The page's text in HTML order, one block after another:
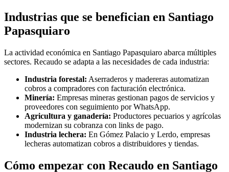
Industrias que se benefician en Santiago
Papasquiaro
La actividad económica en Santiago Papasquiaro abarca múltiples
sectores. Recaudo se adapta a las necesidades de cada industria:
Industria forestal: Aserraderos y madereras automatizan
cobros a compradores con facturación electrónica.
Minería: Empresas mineras gestionan pagos de servicios y
proveedores con seguimiento por WhatsApp.
Agricultura y ganadería: Productores pecuarios y agrícolas
modernizan su cobranza con links de pago.
Industria lechera: En Gómez Palacio y Lerdo, empresas
lecheras automatizan cobros a distribuidores y tiendas.
Cómo empezar con Recaudo en Santiago